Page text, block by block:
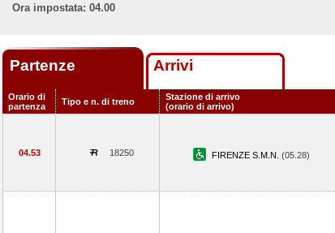
Ora impostata: 04.00
Partenze Arrivi
Orario di
partenza
Tipo e n. di treno
Stazione di arrivo
(orario di arrivo)
04.53 18250 FIRENZE S.M.N. (05.28)